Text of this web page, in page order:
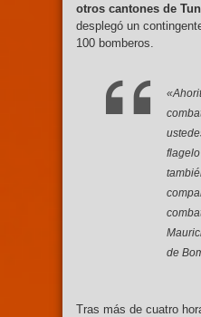
otros cantones de
desplegó un
100 bomberos.
de
Tras más de cuatro